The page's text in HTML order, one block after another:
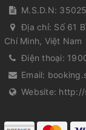
M.S.D.N:
Địa chỉ: Số 61
Chí Minh, Việt Nam
Điện thoại:
Email:
Website: http://